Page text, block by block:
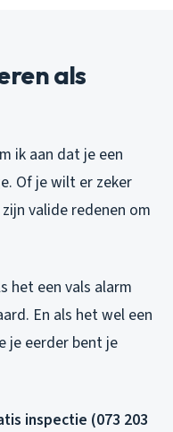
als
ik aan dat je een
Of je wilt er zeker
valide redenen om
het een vals alarm
En als het wel een
je eerder bent je
inspectie (073 203